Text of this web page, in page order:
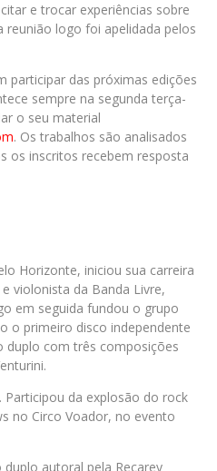
e trocar experiências sobre
reunião logo foi apelidada pelos
participar das próximas edições
sempre na segunda terça-
o seu material
. Os trabalhos são analisados
os inscritos recebem resposta
Horizonte, iniciou sua carreira
violonista da Banda Livre,
em seguida fundou o grupo
o primeiro disco independente
duplo com três composições
Participou da explosão do rock
no Circo Voador, no evento
autoral pela Recarey